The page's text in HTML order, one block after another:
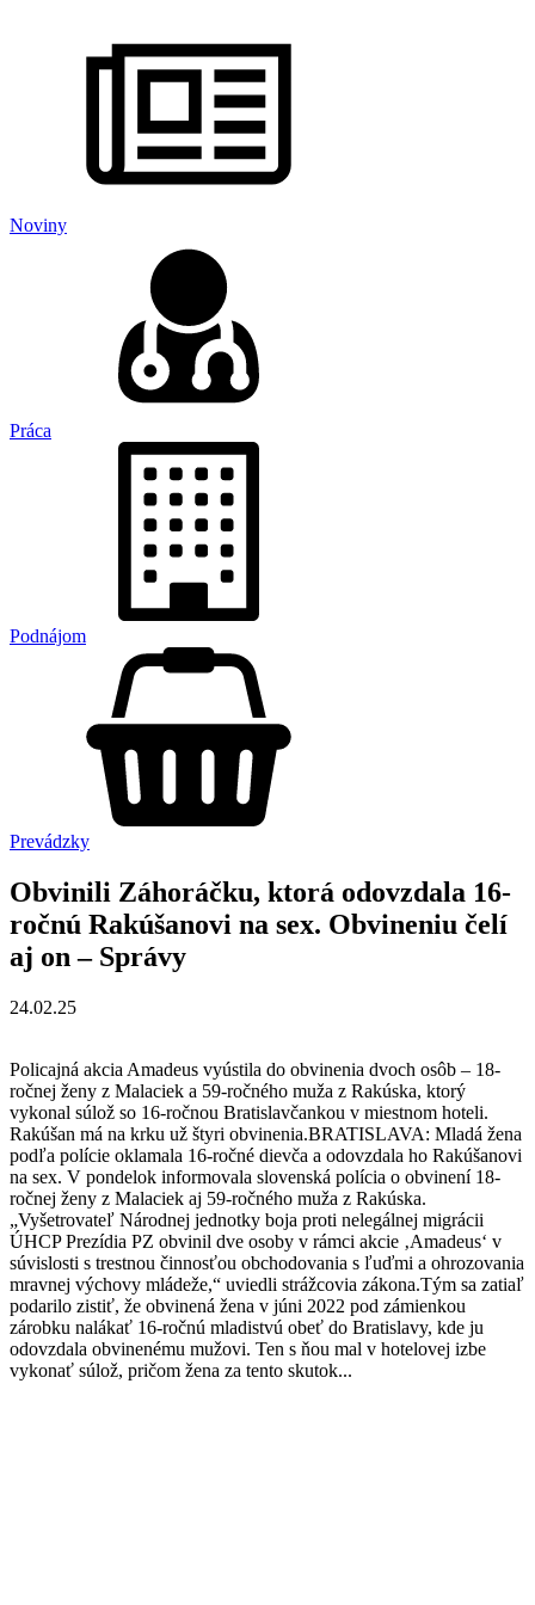
Noviny
Práca
Podnájom
Prevádzky
Obvinili Záhoráčku, ktorá odovzdala 16-
ročnú Rakúšanovi na sex. Obvineniu čelí
aj on – Správy
24.02.25
Policajná akcia Amadeus vyústila do obvinenia dvoch osôb – 18-
ročnej ženy z Malaciek a 59-ročného muža z Rakúska, ktorý
vykonal súlož so 16-ročnou Bratislavčankou v miestnom hoteli.
Rakúšan má na krku už štyri obvinenia.BRATISLAVA: Mladá žena
podľa polície oklamala 16-ročné dievča a odovzdala ho Rakúšanovi
na sex. V pondelok informovala slovenská polícia o obvinení 18-
ročnej ženy z Malaciek aj 59-ročného muža z Rakúska.
„Vyšetrovateľ Národnej jednotky boja proti nelegálnej migrácii
ÚHCP Prezídia PZ obvinil dve osoby v rámci akcie ‚Amadeus‘ v
súvislosti s trestnou činnosťou obchodovania s ľuďmi a ohrozovania
mravnej výchovy mládeže,“ uviedli strážcovia zákona.Tým sa zatiaľ
podarilo zistiť, že obvinená žena v júni 2022 pod zámienkou
zárobku nalákať 16-ročnú mladistvú obeť do Bratislavy, kde ju
odovzdala obvinenému mužovi. Ten s ňou mal v hotelovej izbe
vykonať súlož, pričom žena za tento skutok...